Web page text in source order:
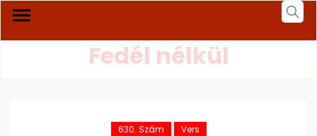
Fedél nélkül
630. Szám Vers